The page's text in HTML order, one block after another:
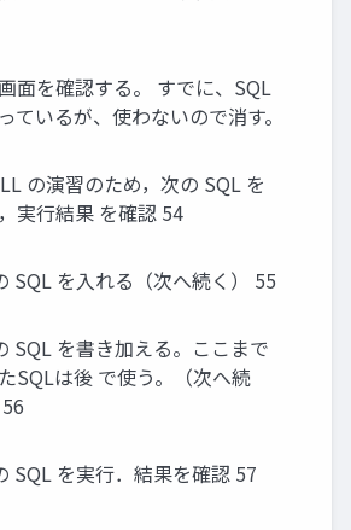
面を確認する。 すでに、SQL
ているが、使わないので消す。
の演習のため，次の SQL を
実行結果 を確認 54
SQL を入れる（次へ続く） 55
SQL を書き加える。ここまで
SQLは後 で使う。（次へ続
SQL を実行．結果を確認 57